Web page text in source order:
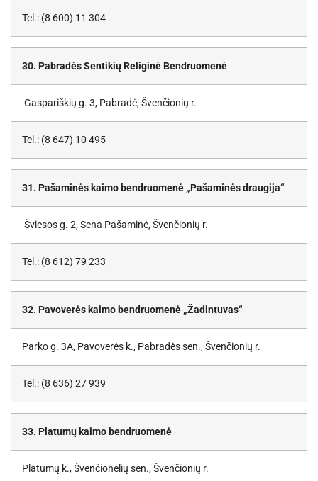
Tel.: (8 600) 11 304
30. Pabradės Sentikių Religinė Bendruomenė
Gaspariškių g. 3, Pabradė, Švenčionių r.
Tel.: (8 647) 10 495
31. Pašaminės kaimo bendruomenė „Pašaminės draugija“
Šviesos g. 2, Sena Pašaminė, Švenčionių r.
Tel.: (8 612) 79 233
32. Pavoverės kaimo bendruomenė „Žadintuvas“
Parko g. 3A, Pavoverės k., Pabradės sen., Švenčionių r.
Tel.: (8 636) 27 939
33. Platumų kaimo bendruomenė
Platumų k., Švenčionėlių sen., Švenčionių r.